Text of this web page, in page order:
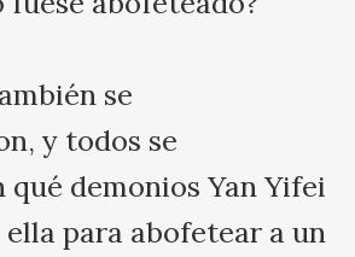
se
y todos se
demonios Yan Yifei
para abofetear a un